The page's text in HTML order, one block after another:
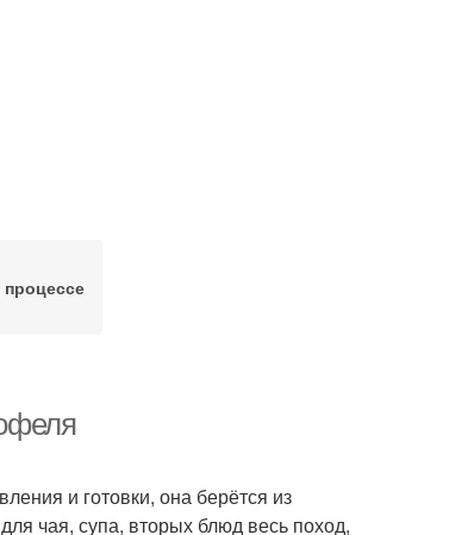
и готовки, она берётся из
чая, супа, вторых блюд весь поход,